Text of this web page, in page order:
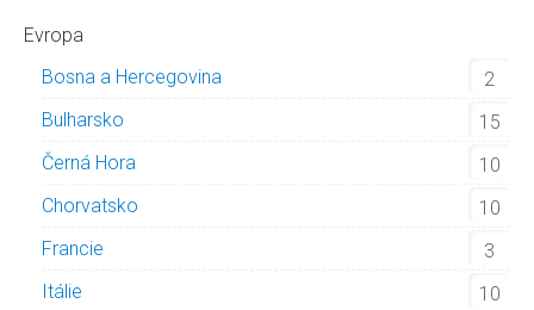
Evropa
Bosna a Hercegovina
2
Bulharsko
15
Černá Hora
10
Chorvatsko
10
Francie
3
Itálie
10